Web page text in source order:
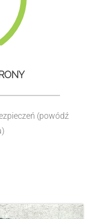
(powódź